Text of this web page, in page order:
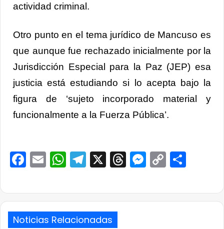
actividad criminal.
Otro punto en el tema jurídico de Mancuso es
que aunque fue rechazado inicialmente por la
Jurisdicción Especial para la Paz (JEP) esa
justicia está estudiando si lo acepta bajo la
figura de ‘sujeto incorporado material y
funcionalmente a la Fuerza Pública’.
Facebook
EmailWhatsApp
Telegram
X ThreadsCopy
Noticias Relacionadas